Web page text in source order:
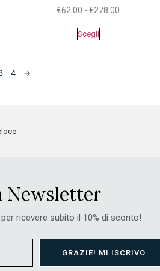
€62.00 - €278.00
Scegli
4 →
Newsletter
ricevere subito il 10% di sconto!
GRAZIE! MI ISCRIVO